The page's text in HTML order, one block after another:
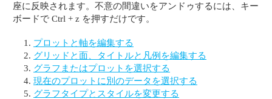
座に反映されます。不意の間違いをアンドゥするには、キー
ボードで Ctrl + z を押すだけです。
プロットと軸を編集する
グリッドと面、タイトルと凡例を編集する
グラフまたはプロットを選択する
現在のプロットに別のデータを選択する
グラフタイプとスタイルを変更する